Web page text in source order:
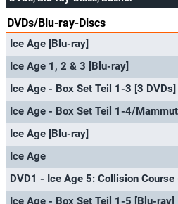
DVDs/Blu-ray-Discs
Ice Age [Blu-ray]
Ice Age 1, 2 & 3 [Blu-ray]
Ice Age - Box Set Teil 1-3 [3 DVDs]
Ice Age - Box Set Teil 1-4/
Ice Age [Blu-ray]
Ice Age
DVD1 - Ice Age 5: Collision Course